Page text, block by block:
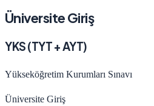
Üniversite Giriş
YKS (TYT + AYT)
Yükseköğretim Kurumları Sınavı
Üniversite Giriş